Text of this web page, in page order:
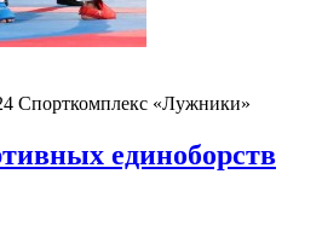
Спорткомплекс «Лужники»
единоборств